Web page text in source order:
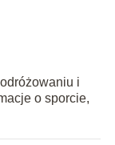
i
o sporcie,